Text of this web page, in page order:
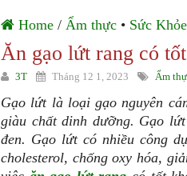
Home / Ẩm thực • Sức Khỏe
Ăn gạo lứt rang có
3T Tháng 12 1, 2023 Ẩm
Gạo lứt là loại gạo nguyên
giàu chất dinh dưỡng. Gạo
đen. Gạo lứt có nhiều công
cholesterol, chống oxy hóa,